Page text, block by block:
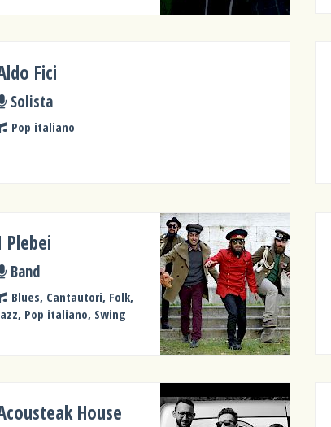
Fici
Solista
Pop italiano
Plebei
Band
Blues, Cantautori, Folk,
Pop italiano, Swing
House